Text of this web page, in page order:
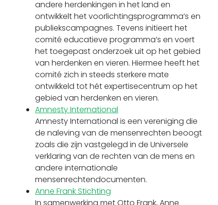
andere herdenkingen in het land en
ontwikkelt het voorlichtingsprogramma’s en
publiekscampagnes. Tevens initieert het
comité educatieve programma’s en voert
het toegepast onderzoek uit op het gebied
van herdenken en vieren. Hiermee heeft het
comité zich in steeds sterkere mate
ontwikkeld tot hét expertisecentrum op het
gebied van herdenken en vieren.
Amnesty International
Amnesty International is een vereniging die
de naleving van de mensenrechten beoogt
zoals die zijn vastgelegd in de Universele
verklaring van de rechten van de mens en
andere internationale
mensenrechtendocumenten.
Anne Frank Stichting